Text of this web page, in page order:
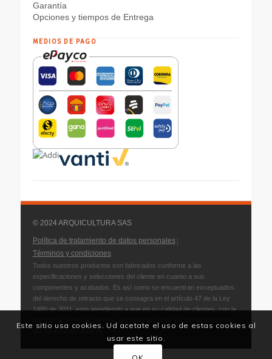
Garantía
Opciones y tiempos de Entrega
MEDIOS DE PAGO
© 2024 ARQUICULTURA SAS
Política de tratamiento de datos personales|
Términos y condiciones
Todos nuestros productos son fabricados conforme a las
especificaciones y selecciones del cliente en cuanto a sus
componentes y acabados. Es así como se encuentran exceptuados
del derecho de retracto que se consagra en el artículo 47 de la Ley
1480 de 2011, esto atendiendo a que en su calidad de clientes, con la
Este sitio usa cookies. Ud acetate el uso de estas cookies al
usar este sitio.